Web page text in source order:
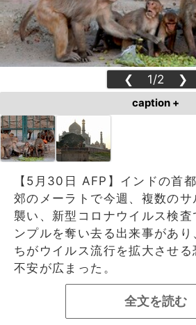
❮ 1/2 ❯
caption +
【5月30日 AFP】インドの首
郊のメーラトで今週、複数の
襲い、新型コロナウイルス検
ンプルを奪い去る出来事があ
ちがウイルス流行を拡大させ
不安が広まった。
全文を読む